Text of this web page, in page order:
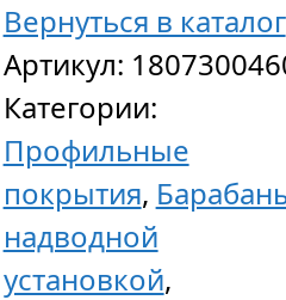
Вернуться в каталог
Артикул:
Категории:
Профильные
покрытия,
надводной
установкой,